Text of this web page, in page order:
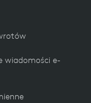
do
USB-C, lub
wiadomości e-